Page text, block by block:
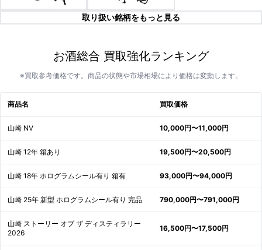
取り扱い銘柄をもっと見る
お酒総合 買取強化ランキング
※買取参考価格です。商品の状態や市場相場により価格は変動します。
商品名 買取価格
山崎 NV 10,000円〜11,000円
山崎 12年 箱あり 19,500円〜20,500円
山崎 18年 ホログラムシール有り 箱有 93,000円〜94,000円
山崎 25年 新型 ホログラムシール有り 完品 790,000円〜791,000円
山崎 ストーリー オブ ザ ディスティラリー
2026
16,500円〜17,500円